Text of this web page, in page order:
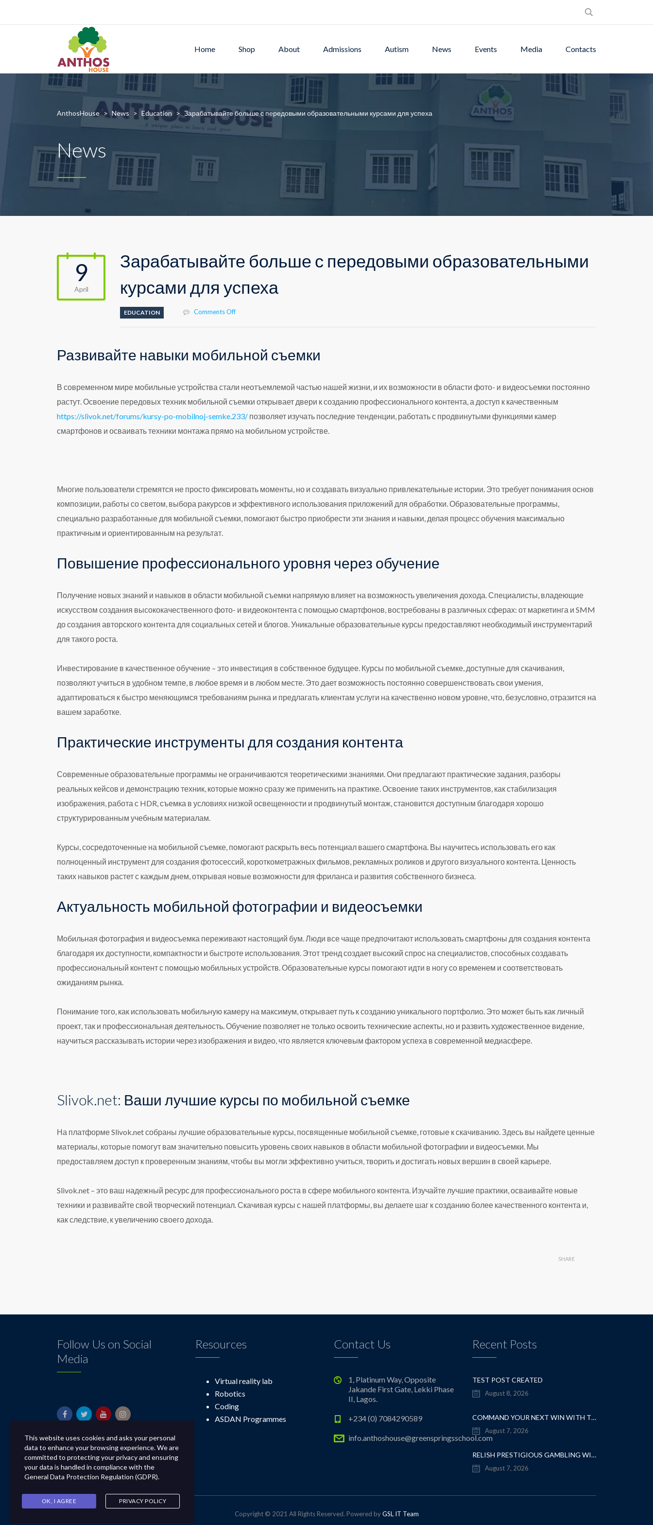
Home Shop About Admissions Autism News Events Media Contacts
AnthosHouse > News > Education > Зарабатывайте больше с передовыми образовательными курсами для успеха
News
9
April
Зарабатывайте больше с передовыми образовательными
курсами для успеха
EDUCATION Comments Offon
передовыми
образовательными
успеха
Развивайте навыки мобильной съемки
В современном мире мобильные устройства стали неотъемлемой частью нашей жизни, и их возможности в области фото- и видеосъемки постоянно
растут. Освоение передовых техник мобильной съемки открывает двери к созданию профессионального контента, а доступ к качественным
https://slivok.net/forums/kursy-po-mobilnoj-semke.233/ позволяет изучать последние тенденции, работать с продвинутыми функциями камер
смартфонов и осваивать техники монтажа прямо на мобильном устройстве.
Многие пользователи стремятся не просто фиксировать моменты, но и создавать визуально привлекательные истории. Это требует понимания основ
композиции, работы со светом, выбора ракурсов и эффективного использования приложений для обработки. Образовательные программы,
специально разработанные для мобильной съемки, помогают быстро приобрести эти знания и навыки, делая процесс обучения максимально
практичным и ориентированным на результат.
Повышение профессионального уровня через обучение
Получение новых знаний и навыков в области мобильной съемки напрямую влияет на возможность увеличения дохода. Специалисты, владеющие
искусством создания высококачественного фото- и видеоконтента с помощью смартфонов, востребованы в различных сферах: от маркетинга и SMM
до создания авторского контента для социальных сетей и блогов. Уникальные образовательные курсы предоставляют необходимый инструментарий
для такого роста.
Инвестирование в качественное обучение – это инвестиция в собственное будущее. Курсы по мобильной съемке, доступные для скачивания,
позволяют учиться в удобном темпе, в любое время и в любом месте. Это дает возможность постоянно совершенствовать свои умения,
адаптироваться к быстро меняющимся требованиям рынка и предлагать клиентам услуги на качественно новом уровне, что, безусловно, отразится на
вашем заработке.
Практические инструменты для создания контента
Современные образовательные программы не ограничиваются теоретическими знаниями. Они предлагают практические задания, разборы
реальных кейсов и демонстрацию техник, которые можно сразу же применить на практике. Освоение таких инструментов, как стабилизация
изображения, работа с HDR, съемка в условиях низкой освещенности и продвинутый монтаж, становится доступным благодаря хорошо
структурированным учебным материалам.
Курсы, сосредоточенные на мобильной съемке, помогают раскрыть весь потенциал вашего смартфона. Вы научитесь использовать его как
полноценный инструмент для создания фотосессий, короткометражных фильмов, рекламных роликов и другого визуального контента. Ценность
таких навыков растет с каждым днем, открывая новые возможности для фриланса и развития собственного бизнеса.
Актуальность мобильной фотографии и видеосъемки
Мобильная фотография и видеосъемка переживают настоящий бум. Люди все чаще предпочитают использовать смартфоны для создания контента
благодаря их доступности, компактности и быстроте использования. Этот тренд создает высокий спрос на специалистов, способных создавать
профессиональный контент с помощью мобильных устройств. Образовательные курсы помогают идти в ногу со временем и соответствовать
ожиданиям рынка.
Понимание того, как использовать мобильную камеру на максимум, открывает путь к созданию уникального портфолио. Это может быть как личный
проект, так и профессиональная деятельность. Обучение позволяет не только освоить технические аспекты, но и развить художественное видение,
научиться рассказывать истории через изображения и видео, что является ключевым фактором успеха в современной медиасфере.
Slivok.net: Ваши лучшие курсы по мобильной съемке
На платформе Slivok.net собраны лучшие образовательные курсы, посвященные мобильной съемке, готовые к скачиванию. Здесь вы найдете ценные
материалы, которые помогут вам значительно повысить уровень своих навыков в области мобильной фотографии и видеосъемки. Мы
предоставляем доступ к проверенным знаниям, чтобы вы могли эффективно учиться, творить и достигать новых вершин в своей карьере.
Slivok.net – это ваш надежный ресурс для профессионального роста в сфере мобильного контента. Изучайте лучшие практики, осваивайте новые
техники и развивайте свой творческий потенциал. Скачивая курсы с нашей платформы, вы делаете шаг к созданию более качественного контента и,
как следствие, к увеличению своего дохода.
SHARE
Follow Us on Social
Media
Resources
Virtual reality lab
Robotics
Coding
ASDAN Programmes
Contact Us
1, Platinum Way, Opposite
Jakande First Gate, Lekki Phase
II, Lagos.
+234 (0) 7084290589
info.anthoshouse@greenspringsschool.com
Recent Posts
TEST POST CREATED
August 8, 2026
COMMAND YOUR NEXT WIN WITH THESE GAME-CHANGING CASINO TIPS
August 7, 2026
RELISH PRESTIGIOUS GAMBLING WITH SMART KK8 GAME PROGRESSION
August 7, 2026
Copyright © 2021 All Rights Reserved. Powered byGSL IT Team
This website uses cookies and asks your personal
data to enhance your browsing experience. We are
committed to protecting your privacy and ensuring
your data is handled in compliance with the
General Data Protection Regulation (GDPR).
OK, I AGREE PRIVACY POLICY